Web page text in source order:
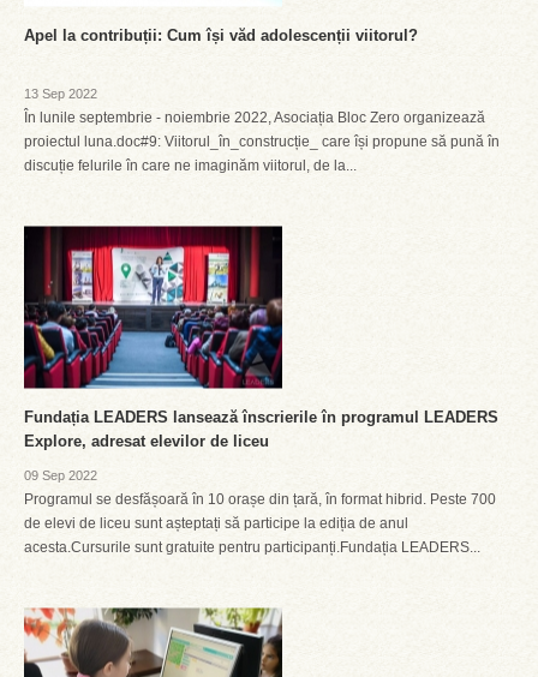
Apel la contribuții: Cum își văd adolescenții viitorul?
13 Sep 2022
În lunile septembrie - noiembrie 2022, Asociația Bloc Zero organizează
proiectul luna.doc#9: Viitorul_în_construcție_ care își propune să pună în
discuție felurile în care ne imaginăm viitorul, de la...
Fundația LEADERS lansează înscrierile în programul LEADERS
Explore, adresat elevilor de liceu
09 Sep 2022
Programul se desfășoară în 10 orașe din țară, în format hibrid. Peste 700
de elevi de liceu sunt așteptați să participe la ediția de anul
acesta.Cursurile sunt gratuite pentru participanți.Fundația LEADERS...